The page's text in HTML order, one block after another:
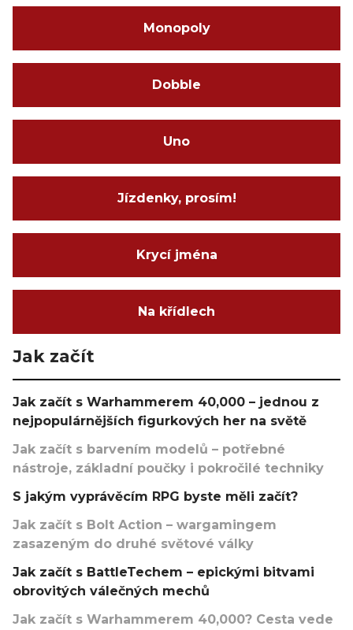
Monopoly
Dobble
Uno
Jízdenky, prosím!
Krycí jména
Na křídlech
Jak začít
Jak začít s Warhammerem 40,000 – jednou z
nejpopulárnějších figurkových her na světě
Jak začít s barvením modelů – potřebné
nástroje, základní poučky i pokročilé techniky
S jakým vyprávěcím RPG byste měli začít?
Jak začít s Bolt Action – wargamingem
zasazeným do druhé světové války
Jak začít s BattleTechem – epickými bitvami
obrovitých válečných mechů
Jak začít s Warhammerem 40,000? Cesta vede